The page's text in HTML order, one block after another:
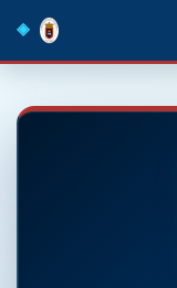
navigation